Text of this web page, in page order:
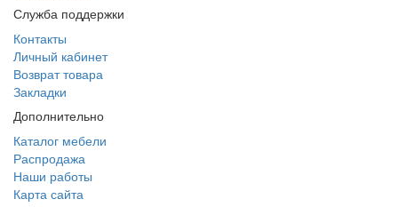
Служба поддержки
Контакты
Личный кабинет
Возврат товара
Закладки
Дополнительно
Каталог мебели
Распродажа
Наши работы
Карта сайта